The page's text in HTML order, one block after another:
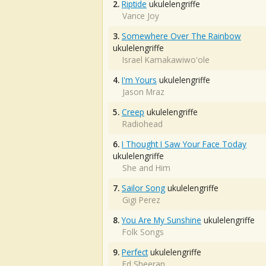
2. Riptide ukulelengriffe
Vance Joy
3. Somewhere Over The Rainbow
ukulelengriffe
Israel Kamakawiwo'ole
4. I'm Yours ukulelengriffe
Jason Mraz
5. Creep ukulelengriffe
Radiohead
6. I Thought I Saw Your Face Today
ukulelengriffe
She and Him
7. Sailor Song ukulelengriffe
Gigi Perez
8. You Are My Sunshine ukulelengriffe
Folk Songs
9. Perfectukulelengriffe